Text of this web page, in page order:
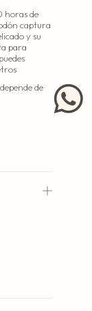
horas de
captura
y su
para
de